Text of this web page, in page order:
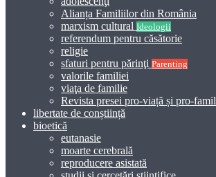
Alianța Familiilor din România
marxism cultural Ideologii
referendum pentru căsătorie
religie
sfaturi pentru părinţi Parenting
valorile familiei
viaţa de familie
Revista presei pro-viață și pro-
libertate de conștiință
bioetică
eutanasie
moarte cerebrală
reproducere asistată